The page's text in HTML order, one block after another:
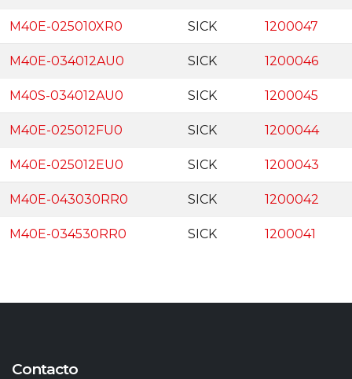
M40E-025010XR0 SICK 1200047
M40E-034012AU0 SICK 1200046
M40S-034012AU0 SICK 1200045
M40E-025012FU0 SICK 1200044
M40E-025012EU0 SICK 1200043
M40E-043030RR0 SICK 1200042
M40E-034530RR0 SICK 1200041
Contacto